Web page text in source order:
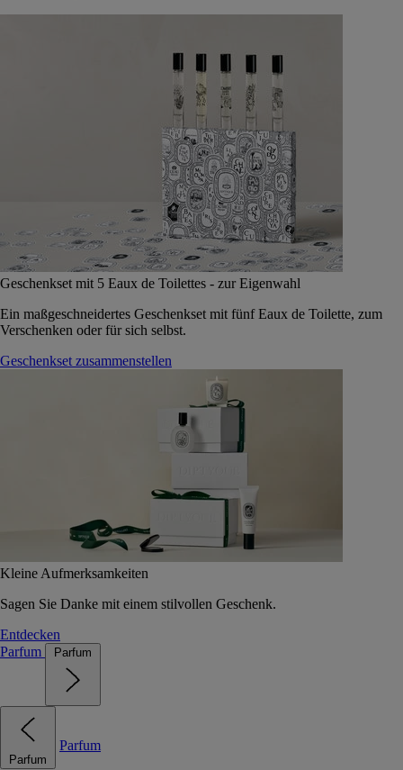
Geschenkset mit 5 Eaux de Toilettes - zur Eigenwahl
Ein maßgeschneidertes Geschenkset mit fünf Eaux de Toilette, zum
Verschenken oder für sich selbst.
Geschenkset zusammenstellen
Kleine Aufmerksamkeiten
Sagen Sie Danke mit einem stilvollen Geschenk.
Entdecken
Parfum
Parfum
Parfum
Parfum